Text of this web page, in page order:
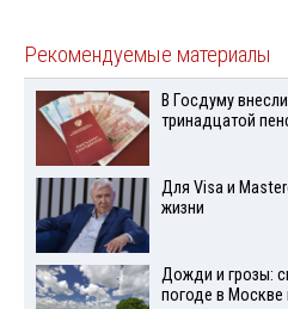
Рекомендуемые материалы
В Госдуму
тринадцатой
Для Visа и
жизни
Дожди и грозы:
погоде в